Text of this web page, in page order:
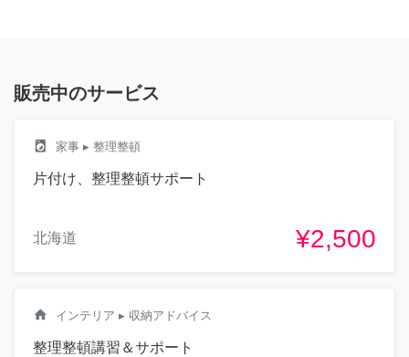
販売中のサービス
local_laundry_service 家事 ▸ 整理整頓
片付け、整理整頓サポート
北海道 ¥2,500
home インテリア ▸ 収納アドバイス
整理整頓講習＆サポート